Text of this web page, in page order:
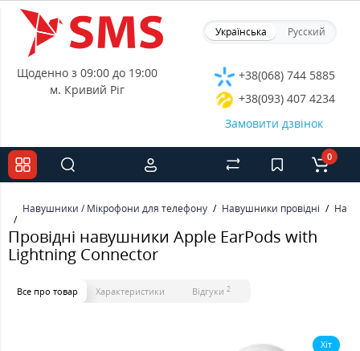
Українська Русский
Щоденно з 09:00 до 19:00
м. Кривий Ріг
+38(068) 744 5885
+38(093) 407 4234
Замовити дзвінок
0
Навушники / Мікрофони для телефону Навушники провідні
Провідні навушники Apple EarPods with
Lightning Connector
Все про товар Характеристики Відгуки 2
Хіт